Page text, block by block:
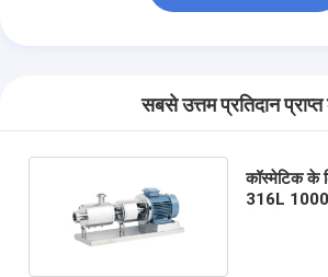
सबसे उत्तम प्रतिदान
कॉस्मेटिक के
316L